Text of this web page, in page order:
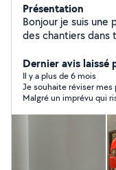
Présentation
Bonjour je suis
des chantiers dans
que si votre projet
prédilection je
de confiance a
parfaitement.
Dernier avis laissé
Il y a plus de 6 mois
Je souhaite réviser
Malgré un imprévu qui
montre résolu et
particulièrement pour
avec son beau-père,
démontré leur aptitude
comme la rénovation